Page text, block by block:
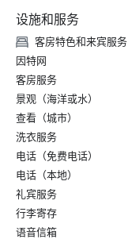
设施和服务
客房特色和来宾服务
因特网
客房服务
景观（海洋或水）
查看（城市）
洗衣服务
电话（免费电话）
电话（本地）
礼宾服务
行李寄存
语音信箱